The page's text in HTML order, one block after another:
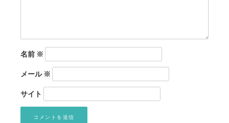
名前 ※
メール※
サイト